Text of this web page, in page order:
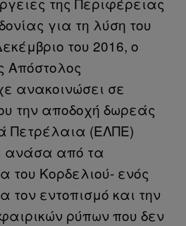
για τη λύση του
του 2016, ο
Απόστολος
ανακοινώσει σε
την αποδοχή δωρεάς
Πετρέλαια (ΕΛΠΕ)
ανάσα από τα
του Κορδελιού- ενός
τον εντοπισμό και την
ρύπων που δεν